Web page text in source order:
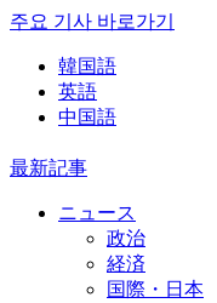
주요 기사 바로가기
韓国語
英語
中国語
最新記事
ニュース
政治
経済
国際・日本